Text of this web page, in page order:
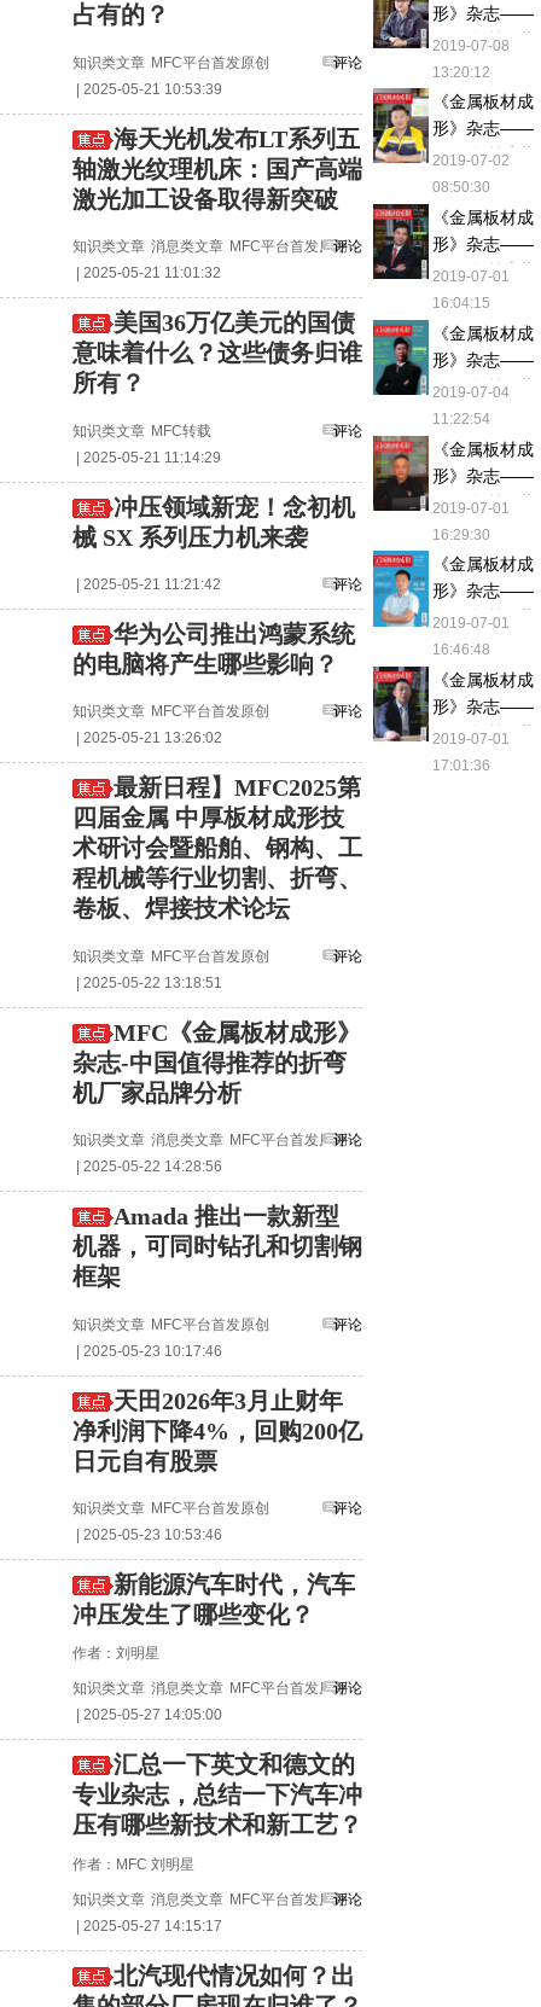
占有的？
知识类文章 MFC平台首发原创
| 2025-05-21 10:53:39
评论
海天光机发布LT系列五
轴激光纹理机床：国产高端
激光加工设备取得新突破
知识类文章 消息类文章 MFC平台首发原创
| 2025-05-21 11:01:32
评论
美国36万亿美元的国债
意味着什么？这些债务归谁
所有？
知识类文章 MFC转载
| 2025-05-21 11:14:29
评论
冲压领域新宠！念初机
械 SX 系列压力机来袭
| 2025-05-21 11:21:42 评论
华为公司推出鸿蒙系统
的电脑将产生哪些影响？
知识类文章 MFC平台首发原创
| 2025-05-21 13:26:02
评论
最新日程】MFC2025第
四届金属 中厚板材成形技
术研讨会暨船舶、钢构、工
程机械等行业切割、折弯、
卷板、焊接技术论坛
知识类文章 MFC平台首发原创
| 2025-05-22 13:18:51
评论
MFC《金属板材成形》
杂志-中国值得推荐的折弯
机厂家品牌分析
知识类文章 消息类文章 MFC平台首发原创
| 2025-05-22 14:28:56
评论
Amada 推出一款新型
机器，可同时钻孔和切割钢
框架
知识类文章 MFC平台首发原创
| 2025-05-23 10:17:46
评论
天田2026年3月止财年
净利润下降4%，回购200亿
日元自有股票
知识类文章 MFC平台首发原创
| 2025-05-23 10:53:46
评论
新能源汽车时代，汽车
冲压发生了哪些变化？
作者：刘明星
知识类文章 消息类文章 MFC平台首发原创
| 2025-05-27 14:05:00
评论
汇总一下英文和德文的
专业杂志，总结一下汽车冲
压有哪些新技术和新工艺？
作者：MFC 刘明星
知识类文章 消息类文章 MFC平台首发原创
| 2025-05-27 14:15:17
评论
北汽现代情况如何？出
形》杂志——
2017年第三期
2019-07-08
13:20:12
《金属板材成
形》杂志——
2018年第七期
2019-07-02
08:50:30
《金属板材成
形》杂志——
2017年第六期
2019-07-01
16:04:15
《金属板材成
形》杂志——
2018年第一期
2019-07-04
11:22:54
《金属板材成
形》杂志——
2018年第二期
2019-07-01
16:29:30
《金属板材成
形》杂志——
2018年第三期
2019-07-01
16:46:48
《金属板材成
形》杂志——
2018年第四期
2019-07-01
17:01:36